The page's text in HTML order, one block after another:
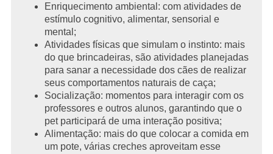
Enriquecimento ambiental: com atividades de
estímulo cognitivo, alimentar, sensorial e
mental;
Atividades físicas que simulam o instinto: mais
do que brincadeiras, são atividades planejadas
para sanar a necessidade dos cães de realizar
seus comportamentos naturais de caça;
Socialização: momentos para interagir com os
professores e outros alunos, garantindo que o
pet participará de uma interação positiva;
Alimentação: mais do que colocar a comida em
um pote, várias creches aproveitam esse